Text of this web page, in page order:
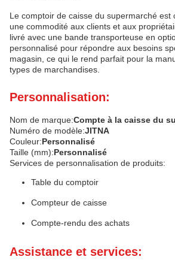
Le comptoir de caisse du supermarché est
une commodité aux clients et aux
livré avec une bande transporteuse en
personnalisé pour répondre aux besoins
magasin, ce qui le rend parfait pour la
types de marchandises.
Personnalisation:
Nom de marque:Compte à la caisse du
Numéro de modèle:JITNA
Couleur:Personnalisé
Taille (mm):Personnalisé
Services de personnalisation de produits:
Table du comptoir
Compteur de caisse
Compte-rendu des achats
Assistance et services: